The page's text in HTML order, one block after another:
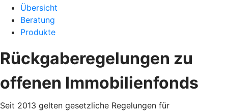
Übersicht
Beratung
Produkte
Rückgaberegelungen zu
offenen Immobilienfonds
Seit 2013 gelten gesetzliche Regelungen für